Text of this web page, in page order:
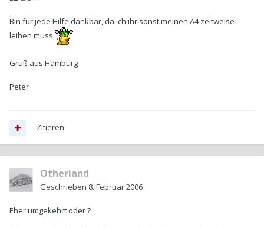
Bin für jede Hilfe dankbar, da ich ihr sonst meinen A4 zeitweise
leihen muss
Gruß aus Hamburg
Peter
Zitieren
Otherland
Geschrieben 8. Februar 2006
Eher umgekehrt oder ?